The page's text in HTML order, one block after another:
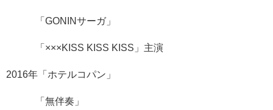
「GONINサーガ」
「×××KISS KISS KISS」主演
2016年「ホテルコパン」
「無伴奏」